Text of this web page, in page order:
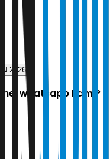
2026
whatsapp kami?